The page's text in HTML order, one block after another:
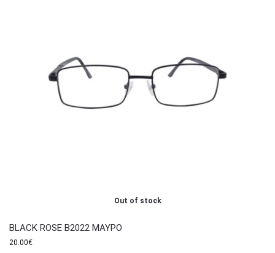
Out of stock
BLACK ROSE B2022 ΜΑΥΡΟ
20.00€